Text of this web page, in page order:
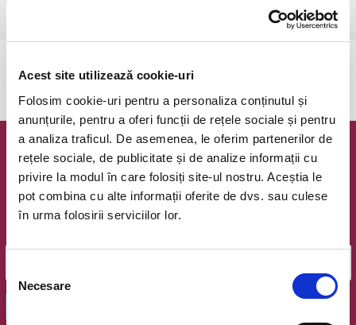
Acest site utilizează cookie-uri
Folosim cookie-uri pentru a personaliza conținutul și
anunțurile, pentru a oferi funcții de rețele sociale și pentru
a analiza traficul. De asemenea, le oferim partenerilor de
rețele sociale, de publicitate și de analize informații cu
privire la modul în care folosiți site-ul nostru. Aceștia le
pot combina cu alte informații oferite de dvs. sau culese
în urma folosirii serviciilor lor.
consimțământului
Necesare
Evenimentul a expirat.
Newsletter @ Bilete.ro
Oferte exclusive si o editie saptamanala cu cele mai noi
evenimente.